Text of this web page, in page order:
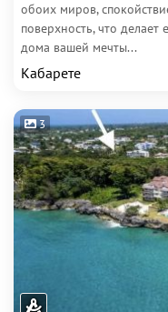
обоих миров,
поверхность, что делает
дома вашей мечты...
Кабарете
3